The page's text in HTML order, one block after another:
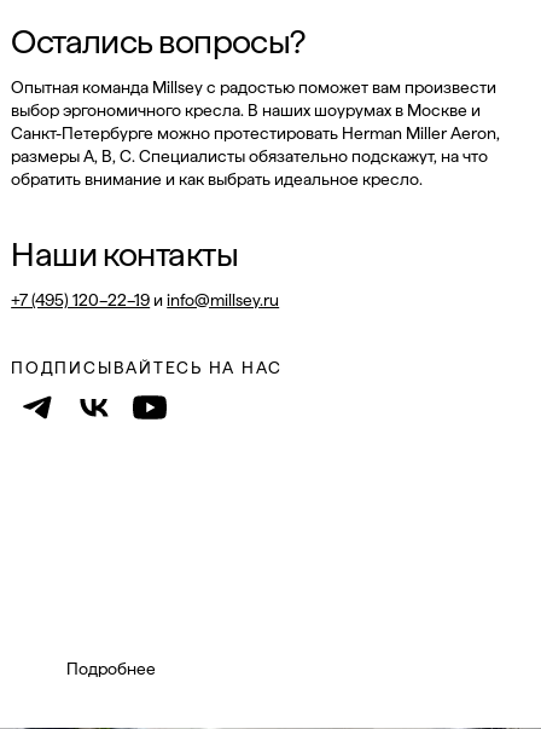
Остались вопросы?
Опытная команда Millsey с радостью поможет вам произвести
выбор эргономичного кресла. В наших шоурумах в Москве и
Санкт-Петербурге можно протестировать Herman Miller Aeron,
размеры A, B, C. Специалисты обязательно подскажут, на что
обратить внимание и как выбрать идеальное кресло.
Наши контакты
+7 (495) 120–22–19 иinfo@millsey.ru
ПОДПИСЫВАЙТЕСЬ НА НАС
Подробнее